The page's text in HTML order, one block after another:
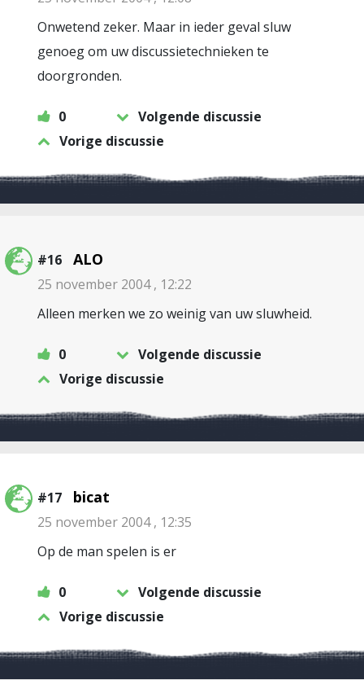
Onwetend zeker. Maar in ieder geval sluw
genoeg om uw discussietechnieken te
doorgronden.
0
Volgende discussie
Vorige discussie
#16 ALO
25 november 2004 , 12:22
Alleen merken we zo weinig van uw sluwheid.
0
Volgende discussie
Vorige discussie
#17 bicat
25 november 2004 , 12:35
Op de man spelen is er
0
Volgende discussie
Vorige discussie